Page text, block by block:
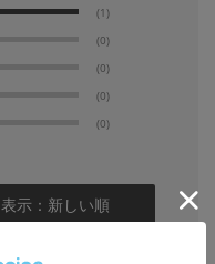
(1)
(0)
(0)
(0)
(0)
表示：新しい順